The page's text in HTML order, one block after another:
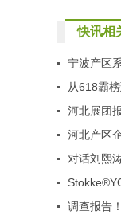
快讯相
宁波产区
应链对接
从618霸
安全新范
河北展团
威多纷纷
河北产区
对话刘熙
意？
调查报告